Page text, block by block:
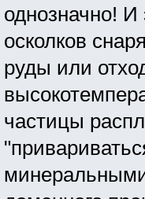
однозначно! И
осколков
руды или
частицы